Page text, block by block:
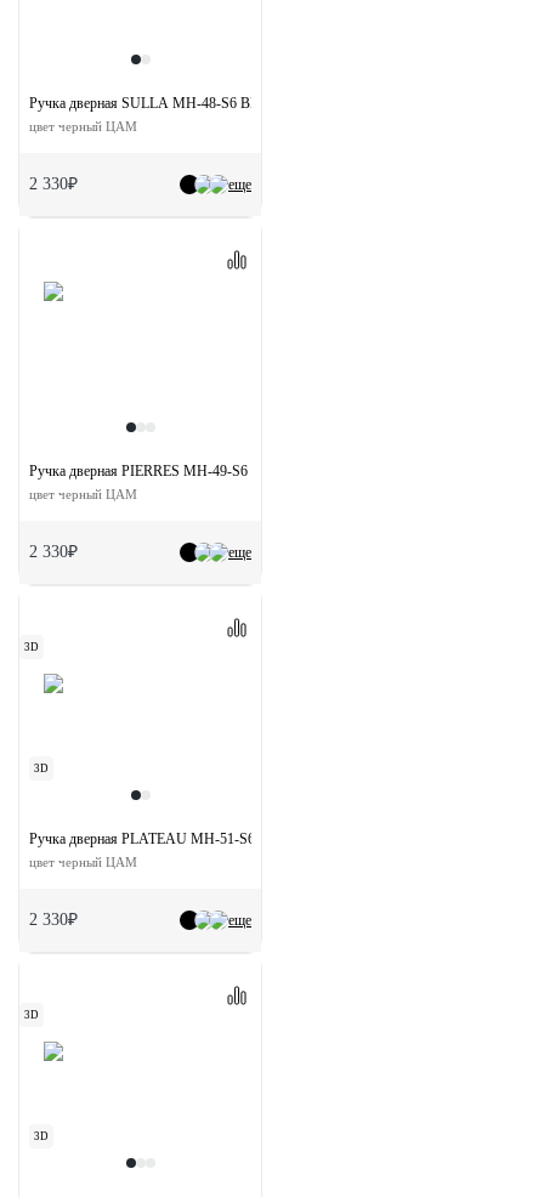
еще
Ручка дверная SULLA MH-48-S6 BL раздельная на квадратной розетке
цвет черный ЦАМ
2 330₽
еще
Ручка дверная PIERRES MH-49-S6 BL раздельная на квадратной розетке
цвет черный ЦАМ
2 330₽
3D
3D
еще
Ручка дверная PLATEAU MH-51-S6 BL на квадратной розетке
цвет черный ЦАМ
2 330₽
3D
3D